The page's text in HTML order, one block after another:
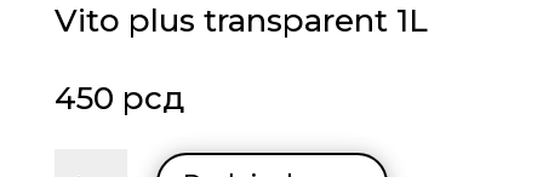
Vito plus transparent 1L
450 рсд